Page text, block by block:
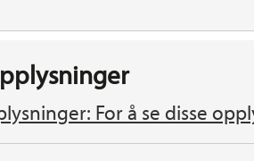
For å se disse